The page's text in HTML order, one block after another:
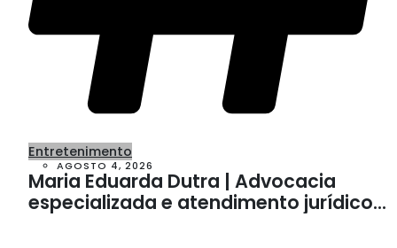
Entretenimento
AGOSTO 4, 2026
Maria Eduarda Dutra | Advocacia
especializada e atendimento jurídico